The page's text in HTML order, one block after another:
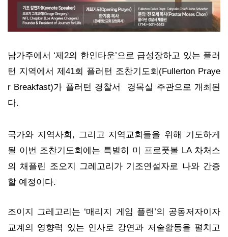
남가주에서 ‘제2의 한인타운’으로 급성장하고 있는 플러
턴 지역에서 제41회 플러턴 조찬기도회(Fullerton Praye
r Breakfast)가 플러턴 경찰서 경목실 주관으로 개최된
다.
국가와 지역사회, 그리고 지역교회들을 위해 기도하게
될 이번 조찬기도회에는 특별히 미 프로풋볼 LA 차처스
의 채플린 조오지 그레고리가 기조연설자로 나와 간증
할 예정이다.
조이지 그레고리는 ‘매리지 게임 플랜’의 공동저자이자
교계의 영향력 있는 인사로 강연과 저술활동을 펼치고